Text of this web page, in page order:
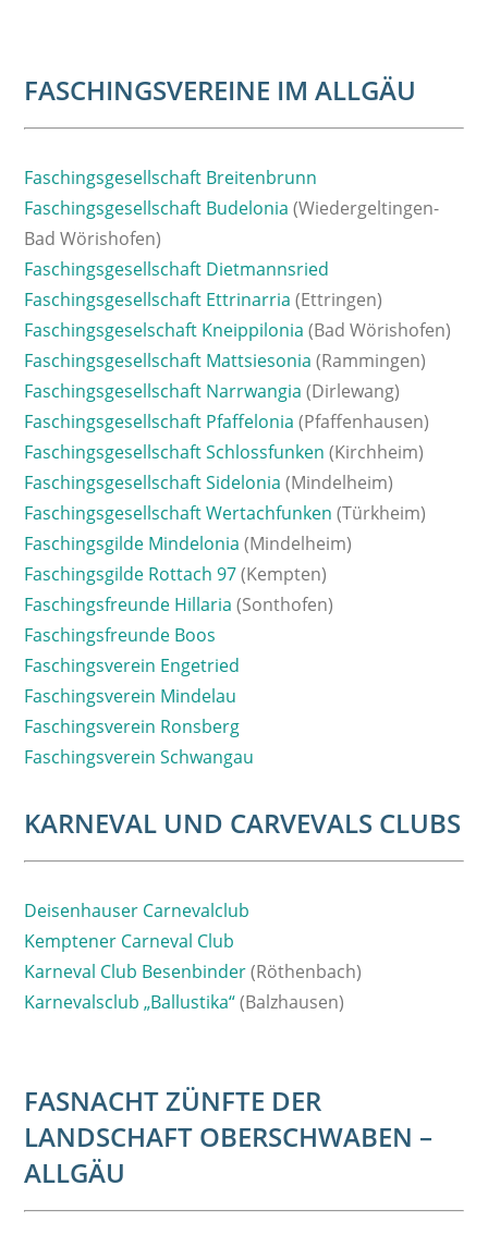
FASCHINGSVEREINE IM ALLGÄU
Faschingsgesellschaft Breitenbrunn
Faschingsgesellschaft Budelonia (Wiedergeltingen-
Bad Wörishofen)
Faschingsgesellschaft Dietmannsried
Faschingsgesellschaft Ettrinarria (Ettringen)
Faschingsgeselschaft Kneippilonia (Bad Wörishofen)
Faschingsgesellschaft Mattsiesonia (Rammingen)
Faschingsgesellschaft Narrwangia (Dirlewang)
Faschingsgesellschaft Pfaffelonia (Pfaffenhausen)
Faschingsgesellschaft Schlossfunken (Kirchheim)
Faschingsgesellschaft Sidelonia (Mindelheim)
Faschingsgesellschaft Wertachfunken (Türkheim)
Faschingsgilde Mindelonia (Mindelheim)
Faschingsgilde Rottach 97(Kempten)
Faschingsfreunde Hillaria (Sonthofen)
Faschingsfreunde Boos
Faschingsverein Engetried
Faschingsverein Mindelau
Faschingsverein Ronsberg
Faschingsverein Schwangau
KARNEVAL UND CARVEVALS CLUBS
Deisenhauser Carnevalclub
Kemptener Carneval Club
Karneval Club Besenbinder(Röthenbach)
Karnevalsclub „Ballustika“(Balzhausen)
FASNACHT ZÜNFTE DER
LANDSCHAFT OBERSCHWABEN –
ALLGÄU